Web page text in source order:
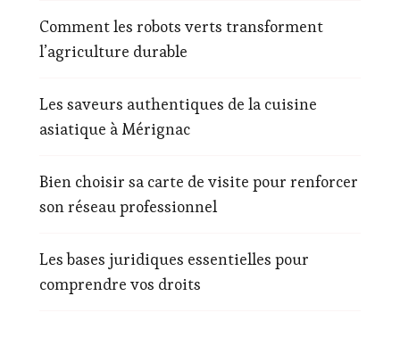
Comment les robots verts transforment
l’agriculture durable
Les saveurs authentiques de la cuisine
asiatique à Mérignac
Bien choisir sa carte de visite pour renforcer
son réseau professionnel
Les bases juridiques essentielles pour
comprendre vos droits